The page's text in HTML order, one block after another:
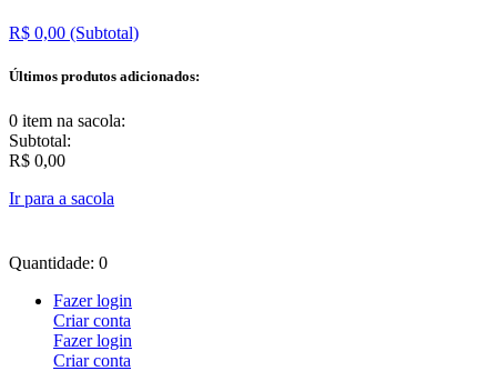
R$ 0,00 (Subtotal)
Últimos produtos adicionados:
0 item na sacola:
Subtotal:
R$ 0,00
Ir para a sacola
Quantidade: 0
Fazer login
Criar conta
Fazer login
Criar conta